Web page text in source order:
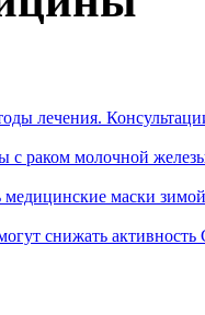
лечения.
раком молочной
медицинские маски зимой
снижать